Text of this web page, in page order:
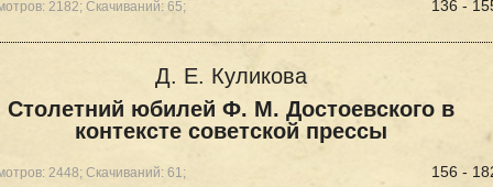
2182; Скачиваний: 65; 136 -
Д. Е. Куликова
Столетний юбилей Ф. М. Достоевского в
контексте советской прессы
2448; Скачиваний: 61; 156 -